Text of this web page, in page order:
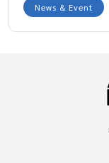
มืดจากอัญมณีมิราคูลัส
ธรรมดา […]
News & Event